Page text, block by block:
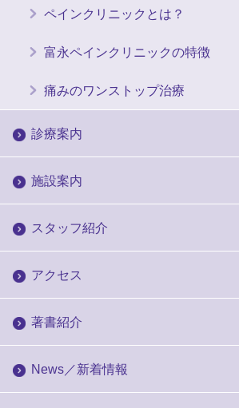
ペインクリニックとは？
富永ペインクリニックの特徴
痛みのワンストップ治療
診療案内
施設案内
スタッフ紹介
アクセス
著書紹介
News／新着情報